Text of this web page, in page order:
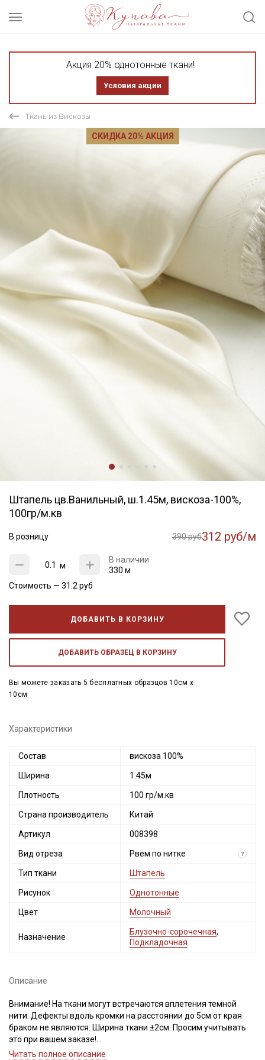
Акция 20% однотонные ткани!
Условия акции
Ткань из Вискозы
СКИДКА 20% АКЦИЯ
Штапель цв.Ванильный, ш.1.45м, вискоза-100%,
100гр/м.кв
В розницу 390 руб312 руб/м
м
В наличии
330 м
Стоимость — 31.2 руб
ДОБАВИТЬ В КОРЗИНУ
ДОБАВИТЬ ОБРАЗЕЦ В КОРЗИНУ
Вы можете заказать 5 бесплатных образцов 10см x
10см
Характеристики
Состав вискоза 100%
Ширина 1.45м
Плотность 100 гр/м.кв
Страна производитель Китай
Артикул 008398
Вид отреза Рвем по нитке ?
Тип ткани Штапель
Рисунок Однотонные
Цвет Молочный
Назначение
Блузочно-сорочечная,
Подкладочная
Описание
Внимание! На ткани могут встречаются вплетения темной
нити. Дефекты вдоль кромки на расстоянии до 5см от края
браком не являются. Ширина ткани ±2см. Просим учитывать
это при вашем заказе!
Читать полное описание